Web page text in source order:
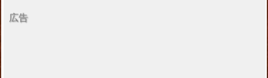
広告